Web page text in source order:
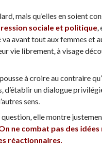
mais qu’elles en soient
sociale et politique,
avant tout aux femmes et
vie librement, à visage
à croire au contraire
un dialogue
sens.
elle montre
ne combat pas des
réactionnaires.